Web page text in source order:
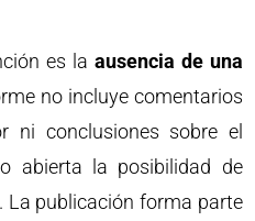
es la ausencia de una
no incluye comentarios
ni conclusiones sobre el
abierta la posibilidad de
La publicación forma parte